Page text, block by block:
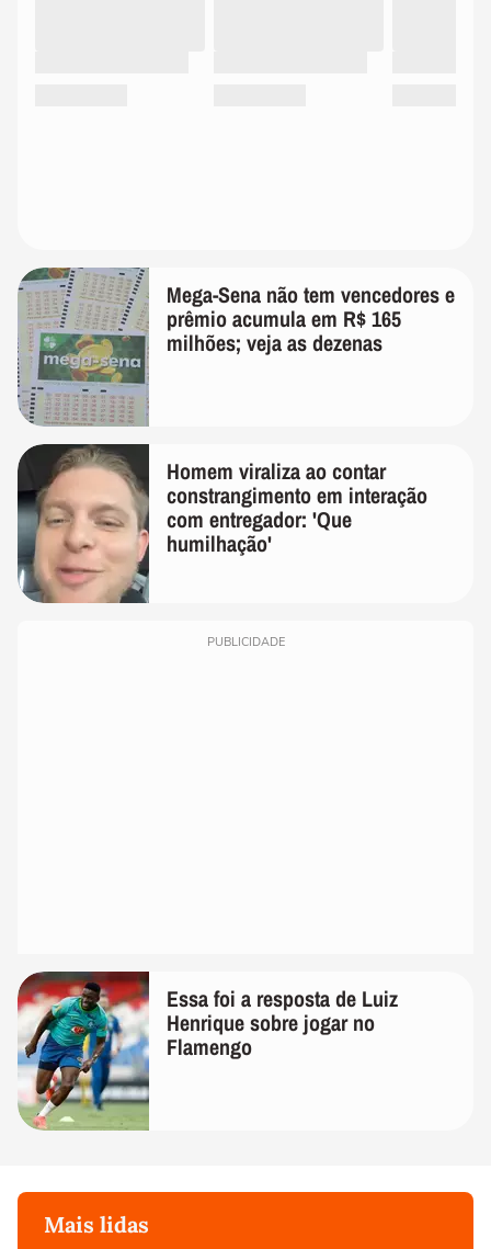
Mega-Sena não tem vencedores e
prêmio acumula em R$ 165
milhões; veja as dezenas
Homem viraliza ao contar
constrangimento em interação
com entregador: 'Que
humilhação'
PUBLICIDADE
Essa foi a resposta de Luiz
Henrique sobre jogar no
Flamengo
Mais lidas